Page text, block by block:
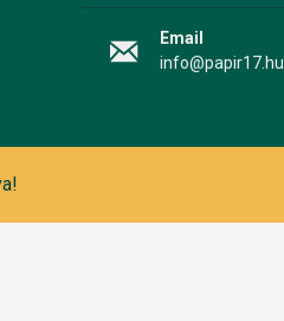
Email
info@papir17.hu